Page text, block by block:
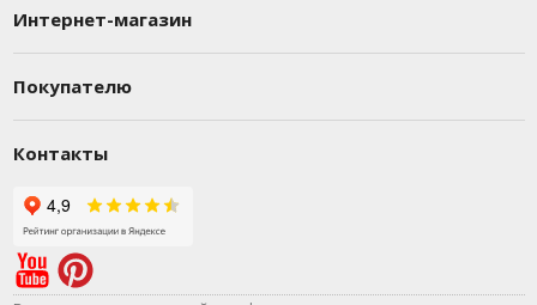
Интернет-магазин
Покупателю
Контакты